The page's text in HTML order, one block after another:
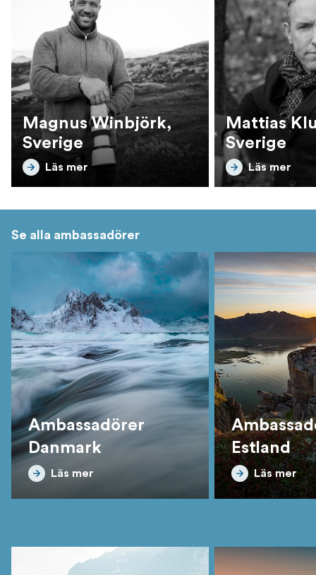
Magnus Winbjörk,
Sverige
Läs mer
Mattias
Sverige
Läs mer
Se alla ambassadörer
Ambassadörer
Danmark
Läs mer
Estland
Läs mer